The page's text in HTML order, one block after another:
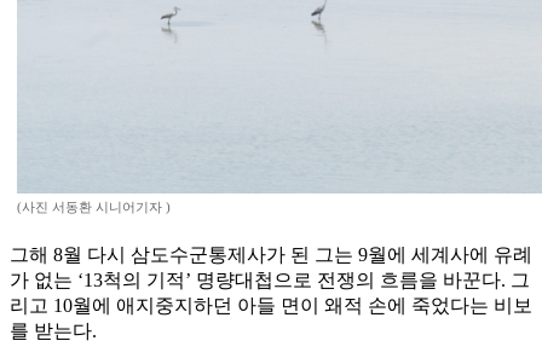
(사진 서동환 시니어기자 )
그해 8월 다시 삼도수군통제사가 된 그는 9월에 세계사에 유례
가 없는 ‘13척의 기적’ 명량대첩으로 전쟁의 흐름을 바꾼다. 그
리고 10월에 애지중지하던 아들 면이 왜적 손에 죽었다는 비보
를 받는다.